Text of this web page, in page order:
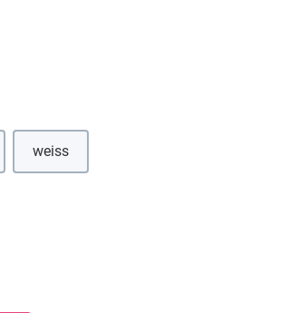
ist zurzeit nicht verfügbar.)
weiss(Diese Option ist zurzeit nicht verfügbar.)